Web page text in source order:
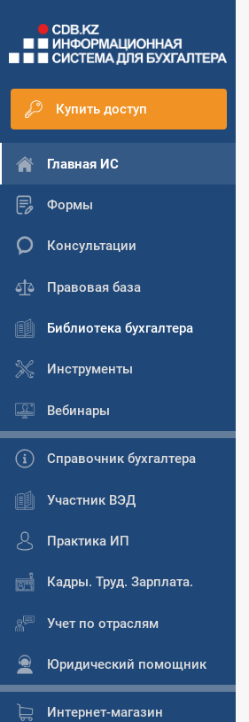
Купить доступ
Главная ИС
Формы
Консультации
Правовая база
Библиотека бухгалтера
Инструменты
Вебинары
Справочник бухгалтера
Участник ВЭД
Практика ИП
Кадры. Труд. Зарплата.
Учет по отраслям
Юридический помощник
Интернет-магазин